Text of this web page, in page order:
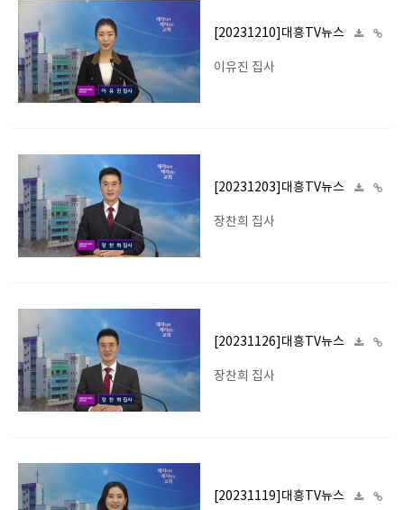
[20231210]대흥TV뉴스
이유진 집사
[20231203]대흥TV뉴스
장찬희 집사
[20231126]대흥TV뉴스
장찬희 집사
[20231119]대흥TV뉴스